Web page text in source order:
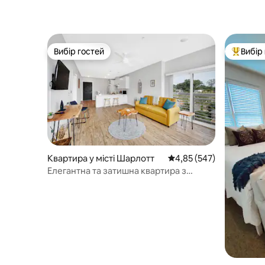
Вибір гостей
Вибір гостей
Квартира у місті Шарлотт Середня оцінка: 4,85 з
4,85 (547)
Елегантна та затишна квартира з
Топ